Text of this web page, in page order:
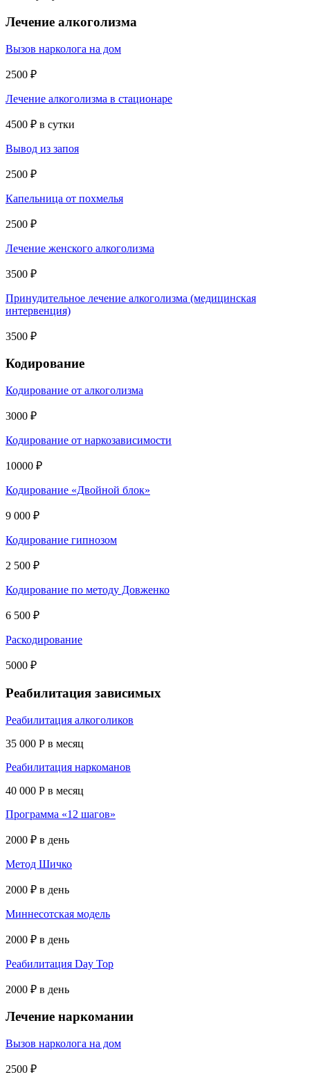
Лечение алкоголизма
Вызов нарколога на дом
2500 ₽
Лечение алкоголизма в стационаре
4500 ₽ в сутки
Вывод из запоя
2500 ₽
Капельница от похмелья
2500 ₽
Лечение женского алкоголизма
3500 ₽
Принудительное лечение алкоголизма (медицинская
интервенция)
3500 ₽
Кодирование
Кодирование от алкоголизма
3000 ₽
Кодирование от наркозависимости
10000 ₽
Кодирование «Двойной блок»
9 000 ₽
Кодирование гипнозом
2 500 ₽
Кодирование по методу Довженко
6 500 ₽
Раскодирование
5000 ₽
Реабилитация зависимых
Реабилитация алкоголиков
35 000 Р в месяц
Реабилитация наркоманов
40 000 Р в месяц
Программа «12 шагов»
2000 ₽ в день
Метод Шичко
2000 ₽ в день
Миннесотская модель
2000 ₽ в день
Реабилитация Day Top
2000 ₽ в день
Лечение наркомании
Вызов нарколога на дом
2500 ₽